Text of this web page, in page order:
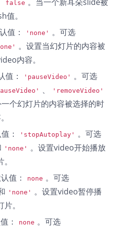
false
值。
值： 'none' 。可选
。设置当幻灯片的内容被
内容。
值： 'pauseVideo' 。可选
、 'removeVideo'
个幻灯片的内容被选择的时
： 'stopAutoplay' 。可选
'none' 。设置video开始播放
值： none 。可选
'none' 。设置video暂停播
。
： none 。可选